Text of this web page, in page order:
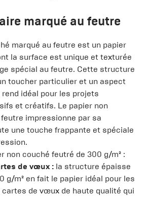
marqué au feutre
marqué au feutre est un papier
la surface est unique et texturée
spécial au feutre. Cette structure
toucher particulier et un aspect
idéal pour les projets
et créatifs. Le papier non
impressionne par sa
une touche frappante et spéciale
non couché feutré de 300 g/m² :
de vœux : la structure épaisse
g/m² en fait le papier idéal pour les
de vœux de haute qualité qui